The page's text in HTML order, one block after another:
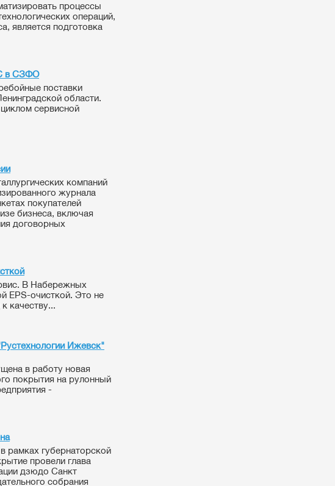
процессы
операций,
является подготовка
в СЗФО
поставки
области.
сервисной
компаний
журнала
покупателей
бизнеса, включая
договорных
В Набережных
EPS-очисткой. Это не
качеству...
Ижевск"
в работу новая
покрытия на рулонный
-
рамках губернаторской
провели глава
дзюдо Санкт
собрания